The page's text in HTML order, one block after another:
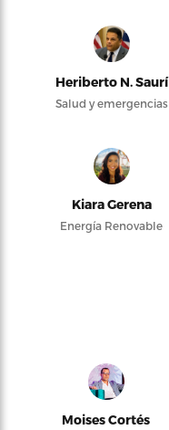
Heriberto N. Saurí
Salud y emergencias
Kiara Gerena
Energía Renovable
Moises Cortés